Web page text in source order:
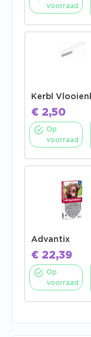
voorraad
Kerbl
€ 2,50
Op
voorraad
Advantix
€ 22,39
Op
voorraad